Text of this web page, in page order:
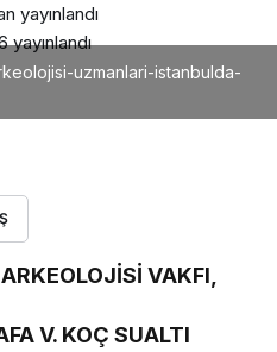
araya
geldi
yayınlandı
yayınlandı
uzmanlari-istanbulda-
VAKFI,
V. KOÇ SUALTI